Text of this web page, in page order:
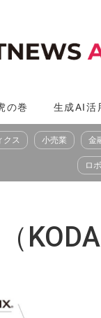
の巻 生成AI活
クス 小売業 金
ロ